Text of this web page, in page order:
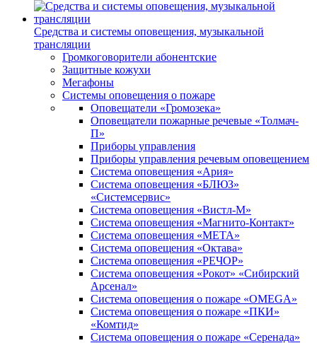
Средства и системы оповещения, музыкальной
трансляции
Громкоговорители абонентские
Защитные кожухи
Мегафоны
Системы оповещения о пожаре
Оповещатели «Громозека»
Оповещатели пожарные речевые «Толмач-
П»
Приборы управления
Приборы управления речевым оповещением
Система оповещения «Ария»
Система оповещения «БЛЮЗ»
«Системсервис»
Система оповещения «Вистл-М»
Система оповещения «Магнито-Контакт»
Система оповещения «МЕТА»
Система оповещения «Октава»
Система оповещения «РЕЧОР»
Система оповещения «Рокот» «Сибирский
Арсенал»
Система оповещения о пожаре «OMEGA»
Система оповещения о пожаре «ПКИ»
«Комтид»
Система оповещения о пожаре «Серенада»